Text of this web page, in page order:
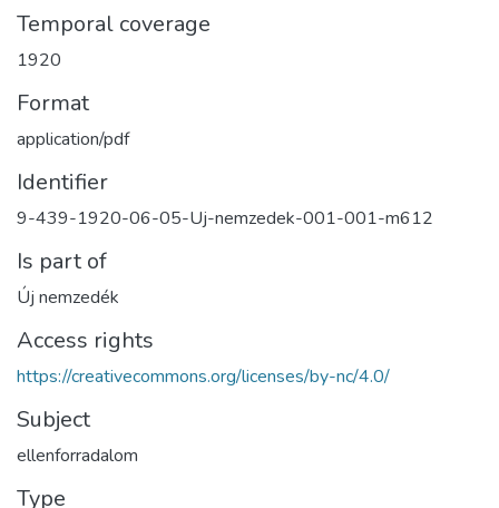
Temporal coverage
1920
Format
application/pdf
Identifier
9-439-1920-06-05-Uj-nemzedek-001-001-m612
Is part of
Új nemzedék
Access rights
https://creativecommons.org/licenses/by-nc/4.0/
Subject
ellenforradalom
Type